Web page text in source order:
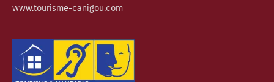
www.tourisme-canigou.com